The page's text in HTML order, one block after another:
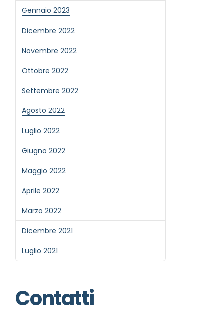
Gennaio 2023
Dicembre 2022
Novembre 2022
Ottobre 2022
Settembre 2022
Agosto 2022
Luglio 2022
Giugno 2022
Maggio 2022
Aprile 2022
Marzo 2022
Dicembre 2021
Luglio 2021
Contatti